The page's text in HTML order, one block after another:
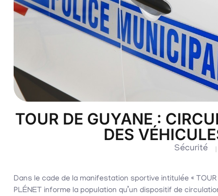
TOUR DE GUYANE :
DES
Sécurité
Dans le cade de la manifestation sportive intitulée «
PLÉNET informe la population qu’un dispositif de